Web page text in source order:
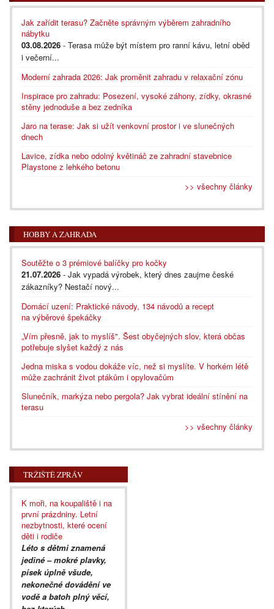
Jak zařídit terasu? Začněte správným výběrem zahradního
nábytku
03.08.2026 - Terasa může být místem pro ranní kávu, letní oběd
i večerní...
Moderní zahrada 2026: Jak proměnit zahradu v relaxační zónu
Inspirace pro zahradu: Posezení, vysoké záhony, zídky, okrasné
stěny jednoduše a bez zedníka
Jaro na terase: Jak si užít venkovní prostor i ve slunečných
dnech
Lavice, zídka nebo odolný květináč ze zahradní stavebnice
Playstone z lehkého betonu
>> všechny články
HOBBY A ZAHRADA
Soutěžte o 3 prémiové balíčky pro kočky
21.07.2026 - Jak vypadá výrobek, který dnes zaujme české
zákazníky? Nestačí nový...
Domácí uzení: Praktické návody, 134 návodů a recept
na výběrové špekáčky
„Vím přesně, jak to myslíš". Šest obyčejných slov, která občas
potřebuje slyšet každý z nás
Jedna miska s vodou dokáže víc, než si myslíte. V horkém létě
může zachránit život ptákům i opylovačům
Slunečník, markýza nebo pergola? Jak vybrat ideální stínění na
terasu
>> všechny články
TRŽIŠTĚ ZPRÁV
K moři, na koupaliště i na
první prázdniny. Letní
nezbytnosti, které ocení
děti i rodiče
Léto s dětmi znamená
jediné – mokré plavky,
písek úplně všude,
nekonečné dovádění ve
vodě a batoh plný věcí,